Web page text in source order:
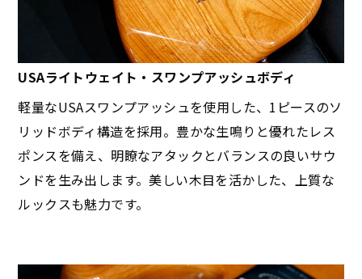
USAライトウェイト・スワンプアッシュボディ
軽量なUSAスワンプアッシュを使用した、1ピースのソ
リッドボディ構造を採用。豊かな生鳴りと優れたレス
ポンスを備え、明瞭なアタックとバランスの良いサウ
ンドを生み出します。美しい木目を活かした、上質な
ルックスも魅力です。